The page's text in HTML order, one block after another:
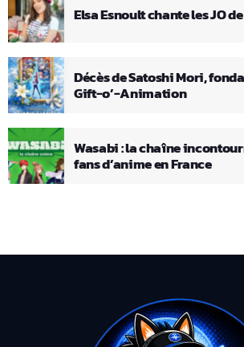
Elsa Esnoult chante les JO
Décès de Satoshi Mori,
Gift-o’-Animation
Wasabi : la chaîne
fans d’anime en France